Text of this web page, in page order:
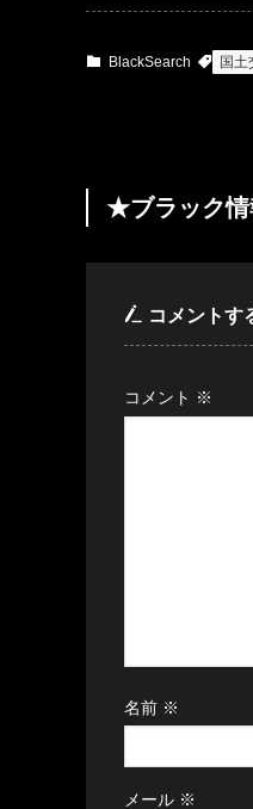
BlackSearch 国土
★ブラック
コメントす
コメント ※
名前 ※
メール ※